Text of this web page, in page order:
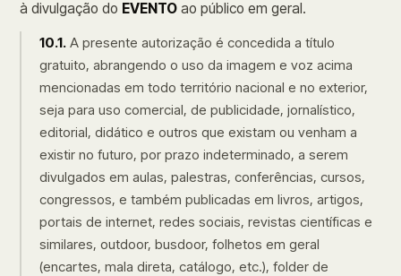
à divulgação do EVENTO ao público em geral.
10.1. A presente autorização é concedida a título
gratuito, abrangendo o uso da imagem e voz acima
mencionadas em todo território nacional e no exterior,
seja para uso comercial, de publicidade, jornalístico,
editorial, didático e outros que existam ou venham a
existir no futuro, por prazo indeterminado, a serem
divulgados em aulas, palestras, conferências, cursos,
congressos, e também publicadas em livros, artigos,
portais de internet, redes sociais, revistas científicas e
similares, outdoor, busdoor, folhetos em geral
(encartes, mala direta, catálogo, etc.), folder de